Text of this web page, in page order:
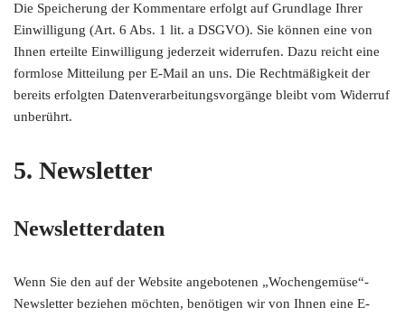
Die Speicherung der Kommentare erfolgt auf Grundlage Ihrer
Einwilligung (Art. 6 Abs. 1 lit. a DSGVO). Sie können eine von
Ihnen erteilte Einwilligung jederzeit widerrufen. Dazu reicht eine
formlose Mitteilung per E-Mail an uns. Die Rechtmäßigkeit der
bereits erfolgten Datenverarbeitungsvorgänge bleibt vom Widerruf
unberührt.
5. Newsletter
Newsletterdaten
Wenn Sie den auf der Website angebotenen „Wochengemüse“-
Newsletter beziehen möchten, benötigen wir von Ihnen eine E-